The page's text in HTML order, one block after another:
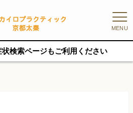
MENU
状検索ページもご利用ください